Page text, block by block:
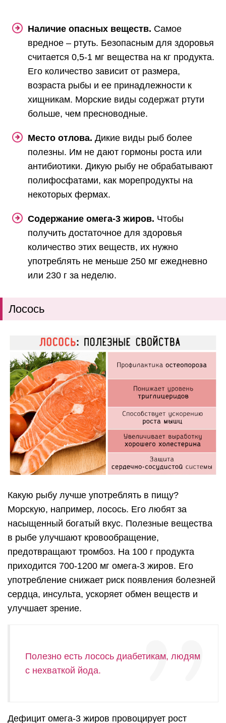
Наличие опасных веществ. Самое
вредное – ртуть. Безопасным для здоровья
считается 0,5-1 мг вещества на кг продукта.
Его количество зависит от размера,
возраста рыбы и ее принадлежности к
хищникам. Морские виды содержат ртути
больше, чем пресноводные.
Место отлова. Дикие виды рыб более
полезны. Им не дают гормоны роста или
антибиотики. Дикую рыбу не обрабатывают
полифосфатами, как морепродукты на
некоторых фермах.
Содержание омега-3 жиров. Чтобы
получить достаточное для здоровья
количество этих веществ, их нужно
употреблять не меньше 250 мг ежедневно
или 230 г за неделю.
Лосось
Какую рыбу лучше употреблять в пищу?
Морскую, например, лосось. Его любят за
насыщенный богатый вкус. Полезные вещества
в рыбе улучшают кровообращение,
предотвращают тромбоз. На 100 г продукта
приходится 700-1200 мг омега-3 жиров. Его
употребление снижает риск появления болезней
сердца, инсульта, ускоряет обмен веществ и
улучшает зрение.
Полезно есть лосось диабетикам, людям
с нехваткой йода.
Дефицит омега-3 жиров провоцирует рост